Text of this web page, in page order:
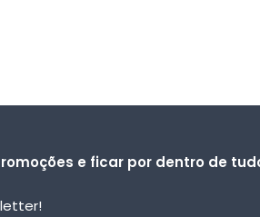
e ficar por dentro de